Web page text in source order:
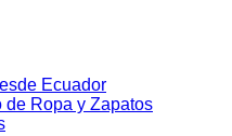
Ecuador
de Ropa y Zapatos